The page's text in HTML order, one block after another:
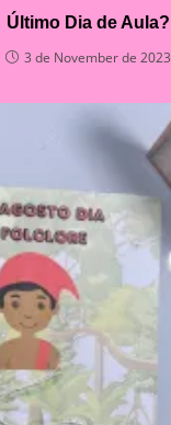
Último Dia de Aula?
3 de November de 2023